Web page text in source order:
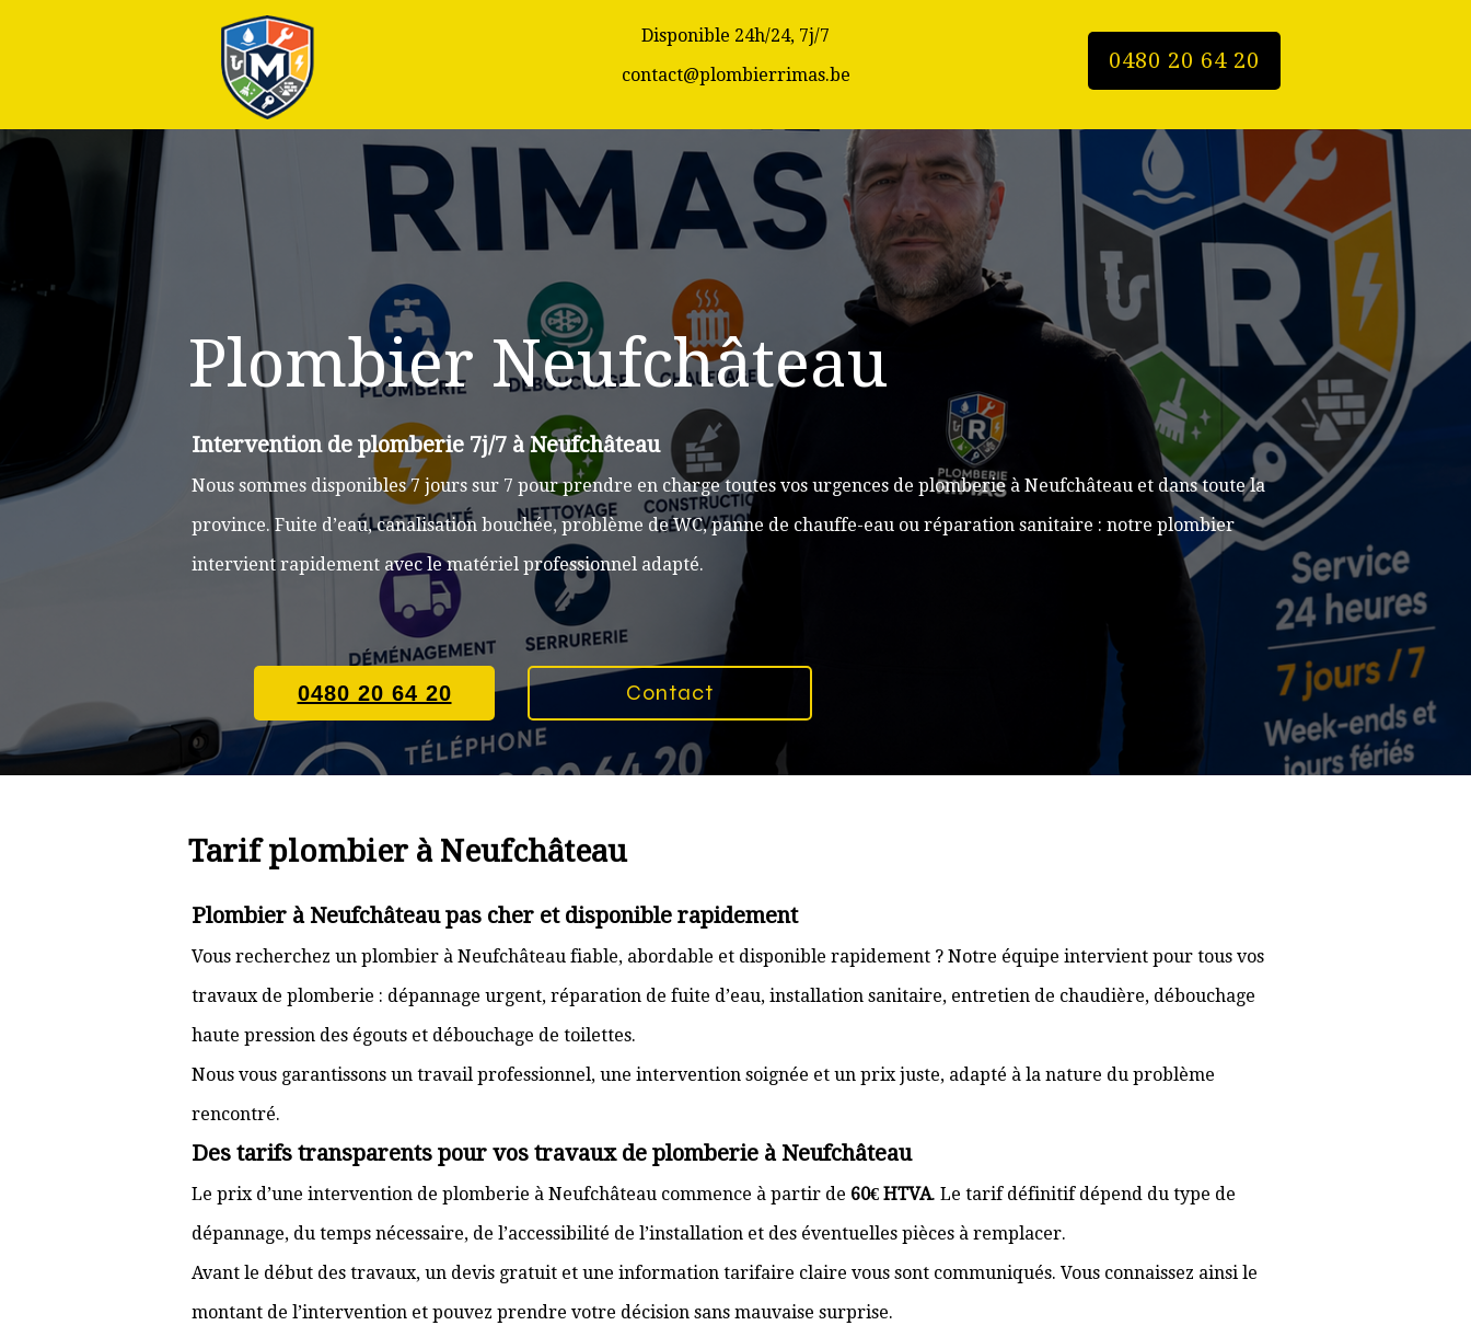
0480 20 64 20
Disponible 24h/24, 7j/7
contact@plombierrimas.be
Plombier Neufchâteau
Intervention de plomberie 7j/7 à Neufchâteau
Nous sommes disponibles 7 jours sur 7 pour prendre en charge toutes vos urgences de plomberie à Neufchâteau et dans toute la
province. Fuite d’eau, canalisation bouchée, problème de WC, panne de chauffe-eau ou réparation sanitaire : notre plombier
intervient rapidement avec le matériel professionnel adapté.
0480 20 64 20 Contact
Tarif plombier à Neufchâteau
Plombier à Neufchâteau pas cher et disponible rapidement
Vous recherchez un plombier à Neufchâteau fiable, abordable et disponible rapidement ? Notre équipe intervient pour tous vos
travaux de plomberie : dépannage urgent, réparation de fuite d’eau, installation sanitaire, entretien de chaudière, débouchage
haute pression des égouts et débouchage de toilettes.
Nous vous garantissons un travail professionnel, une intervention soignée et un prix juste, adapté à la nature du problème
rencontré.
Des tarifs transparents pour vos travaux de plomberie à Neufchâteau
Le prix d’une intervention de plomberie à Neufchâteau commence à partir de 60€ HTVA. Le tarif définitif dépend du type de
dépannage, du temps nécessaire, de l’accessibilité de l’installation et des éventuelles pièces à remplacer.
Avant le début des travaux, un devis gratuit et une information tarifaire claire vous sont communiqués. Vous connaissez ainsi le
montant de l’intervention et pouvez prendre votre décision sans mauvaise surprise.